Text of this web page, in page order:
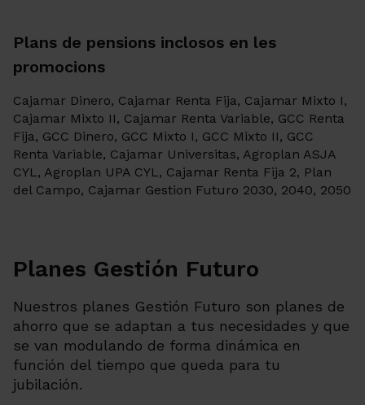
Plans de pensions inclosos en les
promocions
Cajamar Dinero, Cajamar Renta Fija, Cajamar Mixto I,
Cajamar Mixto II, Cajamar Renta Variable, GCC Renta
Fija, GCC Dinero, GCC Mixto I, GCC Mixto II, GCC
Renta Variable, Cajamar Universitas, Agroplan ASJA
CYL, Agroplan UPA CYL, Cajamar Renta Fija 2, Plan
del Campo, Cajamar Gestion Futuro 2030, 2040, 2050
Planes Gestión Futuro
Nuestros planes Gestión Futuro son planes de
ahorro que se adaptan a tus necesidades y que
se van modulando de forma dinámica en
función del tiempo que queda para tu
jubilación.